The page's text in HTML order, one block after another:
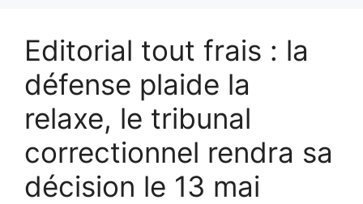
Editorial tout frais : la
défense plaide la
relaxe, le tribunal
correctionnel rendra sa
décision le 13 mai